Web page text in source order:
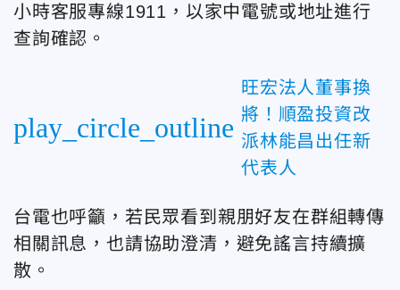
小時客服專線1911，以家中電號或地址進行
查詢確認。
play_circle_outline
旺宏法人董事換
將！順盈投資改
派林能昌出任新
代表人
台電也呼籲，若民眾看到親朋好友在群組轉傳
相關訊息，也請協助澄清，避免謠言持續擴
散。